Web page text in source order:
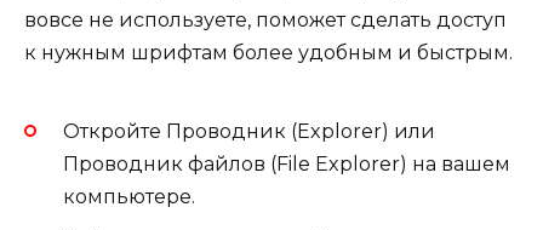
вовсе не используете, поможет сделать доступ
к нужным шрифтам более удобным и быстрым.
Откройте Проводник (Explorer) или
Проводник файлов (File Explorer) на вашем
компьютере.